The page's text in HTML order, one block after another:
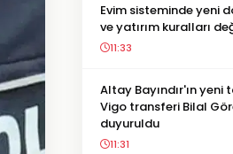
Evim sisteminde yeni
ve yatırım kuralları
11:33
Altay Bayındır'ın yeni
Vigo transferi Bilal
duyuruldu
11:31